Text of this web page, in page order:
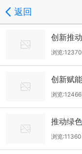
返回
创新推
国际一
南召开
浏览:12370
创新赋
浏览:12466
推动绿色
浏览:11360